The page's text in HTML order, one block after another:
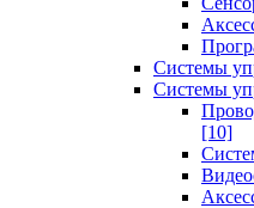
Системы
Системы
[10]